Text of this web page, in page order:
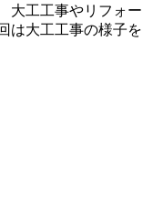
大工工事やリフォー
は大工工事の様子を